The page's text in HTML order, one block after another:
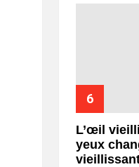
L’œil
yeux